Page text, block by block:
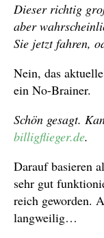
Dieser richtig
aber
Sie jetzt fahren,
Nein, das
ein No-Brainer.
Schön gesagt.
billigflieger.de.
Darauf basieren
sehr gut
reich geworden.
langweilig…